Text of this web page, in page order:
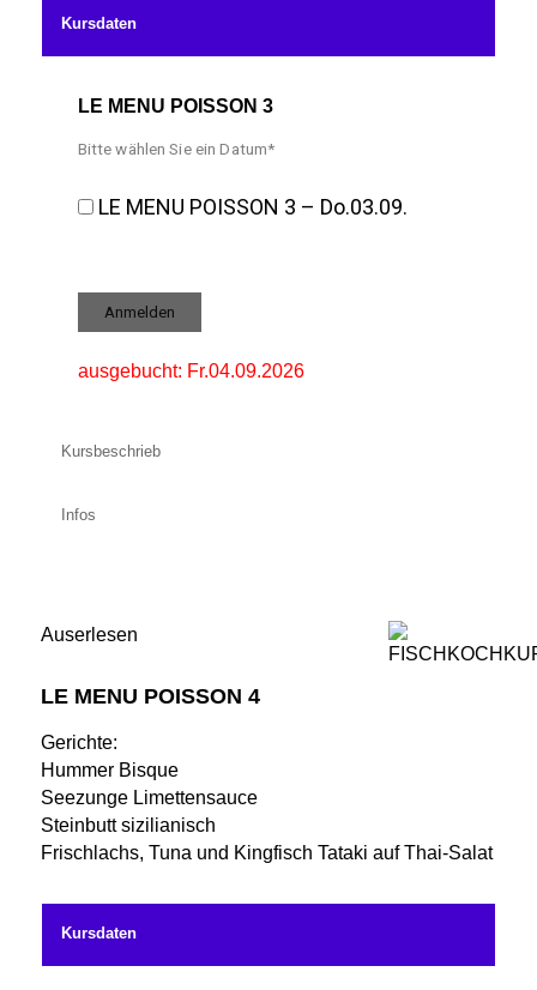
Kursdaten
LE MENU POISSON 3
Bitte wählen Sie ein Datum*
LE MENU POISSON 3 – Do.03.09.
ausgebucht: Fr.04.09.2026
Kursbeschrieb
Infos
Auserlesen
LE MENU POISSON 4
Gerichte:
Hummer Bisque
Seezunge Limettensauce
Steinbutt sizilianisch
Frischlachs, Tuna und Kingfisch Tataki auf Thai-Salat
Kursdaten